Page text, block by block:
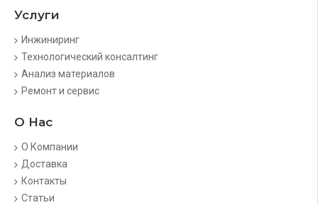
Услуги
Инжиниринг
Технологический консалтинг
Анализ материалов
Ремонт и сервис
О Нас
О Компании
Доставка
Контакты
Статьи